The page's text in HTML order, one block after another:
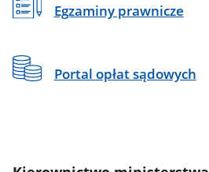
Egzaminy prawnicze
Portal opłat sądowych